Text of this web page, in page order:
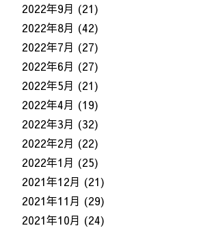
2022年9月 (21)
2022年8月 (42)
2022年7月 (27)
2022年6月 (27)
2022年5月 (21)
2022年4月 (19)
2022年3月 (32)
2022年2月 (22)
2022年1月 (25)
2021年12月 (21)
2021年11月 (29)
2021年10月 (24)